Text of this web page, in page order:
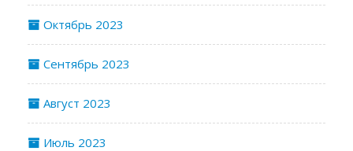
Октябрь 2023
Сентябрь 2023
Август 2023
Июль 2023